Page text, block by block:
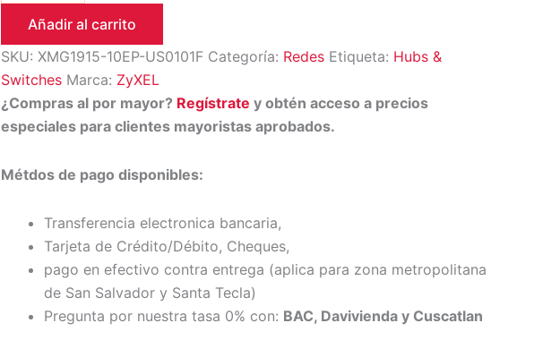
Añadir al carrito
SKU: XMG1915-10EP-US0101F Categoría: Redes Etiqueta: Hubs &
Switches Marca: ZyXEL
¿Compras al por mayor? Regístrate y obtén acceso a precios
especiales para clientes mayoristas aprobados.
Métdos de pago disponibles:
Transferencia electronica bancaria,
Tarjeta de Crédito/Débito, Cheques,
pago en efectivo contra entrega (aplica para zona metropolitana
de San Salvador y Santa Tecla)
Pregunta por nuestra tasa 0% con: BAC, Davivienda y Cuscatlan